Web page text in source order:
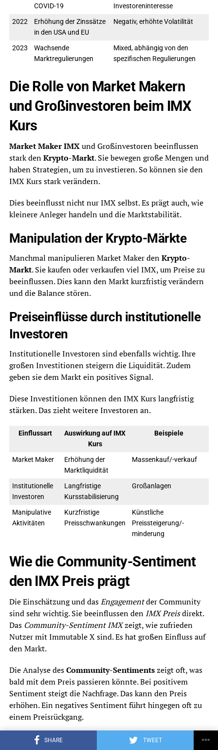
SHARE TWEET
COVID-19
Investoreninteresse
2022
Erhöhung der Zinssätze
in den USA und EU
Negativ, erhöhte Volatilität
2023
Wachsende
Marktregulierungen
Mixed, abhängig von den
spezifischen Regulierungen
Die Rolle von Market Makern
und Großinvestoren beim IMX
Kurs
Market Maker IMXund Großinvestoren beeinflussen
stark denKrypto-Markt. Sie bewegen große Mengen und
haben Strategien, um zu investieren. So können sie den
IMX Kurs stark verändern.
Dies beeinflusst nicht nur IMX selbst. Es prägt auch, wie
kleinere Anleger handeln und die Marktstabilität.
Manipulation der Krypto-Märkte
Manchmal manipulieren Market Maker denKrypto-
Markt. Sie kaufen oder verkaufen viel IMX, um Preise zu
beeinflussen. Dies kann den Markt kurzfristig verändern
und die Balance stören.
Preiseinflüsse durch institutionelle
Investoren
Institutionelle Investoren sind ebenfalls wichtig. Ihre
großen Investitionen steigern die Liquidität. Zudem
geben sie dem Markt ein positives Signal.
Diese Investitionen können den IMX Kurs langfristig
stärken. Das zieht weitere Investoren an.
Einflussart
Auswirkung auf IMX
Kurs
Beispiele
Market Maker
Erhöhung der
Marktliquidität
Massenkauf/-verkauf
Institutionelle
Investoren
Langfristige
Kursstabilisierung
Großanlagen
Manipulative
Aktivitäten
Kurzfristige
Preisschwankungen
Künstliche
Preissteigerung/-
minderung
Wie die Community-Sentiment
den IMX Preis prägt
Die Einschätzung und dasEngagementder Community
sind sehr wichtig. Sie beeinflussen den IMX Preisdirekt.
Das Community-Sentiment IMXzeigt, wie zufrieden
Nutzer mit Immutable X sind. Es hat großen Einfluss auf
den Markt.
Die Analyse desCommunity-Sentimentszeigt oft, was
bald mit dem Preis passieren könnte. Bei positivem
Sentiment steigt die Nachfrage. Das kann den Preis
erhöhen. Ein negatives Sentiment führt hingegen oft zu
einem Preisrückgang.
Siehe auch Aktueller Ethereum Classic Preis - Kurs